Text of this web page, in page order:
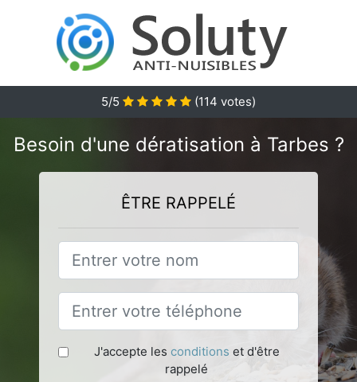
5/5 (114 votes)
Besoin d'une dératisation à Tarbes ?
ÊTRE RAPPELÉ
J'accepte les conditions et d'être
rappelé